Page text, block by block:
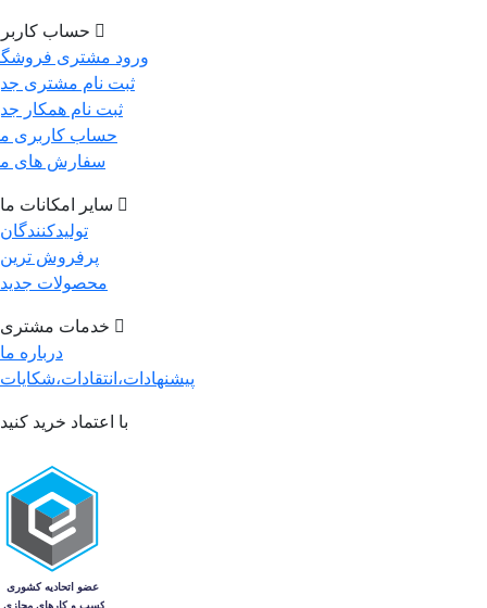
حساب
ورود مشتری
ثبت نام مشتری
ثبت نام همکار
حساب کاربری
سفارش های
سایر امکانات ما
تولیدکنندگان
پرفروش ترین
محصولات جدید
خدمات مشتری
درباره ما
پیشنهادات،انتقادات،شکایات
با اعتماد خرید کنید